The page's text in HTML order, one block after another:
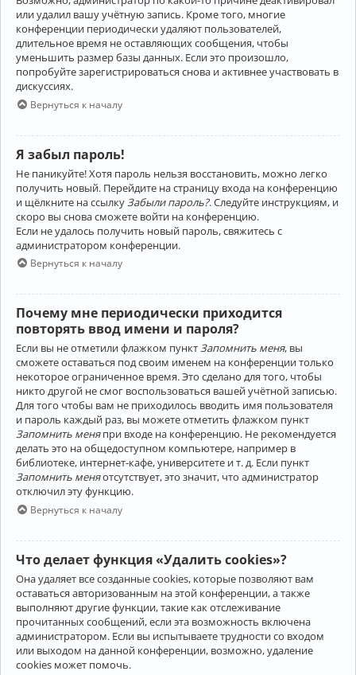
или удалил вашу учётную запись. Кроме того, многие
конференции периодически удаляют пользователей,
длительное время не оставляющих сообщения, чтобы
уменьшить размер базы данных. Если это произошло,
попробуйте зарегистрироваться снова и активнее участвовать в
дискуссиях.
Вернуться к началу
Я забыл пароль!
Не паникуйте! Хотя пароль нельзя восстановить, можно легко
получить новый. Перейдите на страницу входа на конференцию
и щёлкните на ссылку Забыли пароль?. Следуйте инструкциям, и
скоро вы снова сможете войти на конференцию.
Если не удалось получить новый пароль, свяжитесь с
администратором конференции.
Вернуться к началу
Почему мне периодически приходится
повторять ввод имени и пароля?
Если вы не отметили флажком пунктЗапомнить меня, вы
сможете оставаться под своим именем на конференции только
некоторое ограниченное время. Это сделано для того, чтобы
никто другой не смог воспользоваться вашей учётной записью.
Для того чтобы вам не приходилось вводить имя пользователя
и пароль каждый раз, вы можете отметить флажком пункт
Запомнить меняпри входе на конференцию. Не рекомендуется
делать это на общедоступном компьютере, например в
библиотеке, интернет-кафе, университете и т. д. Если пункт
Запомнить меняотсутствует, это значит, что администратор
отключил эту функцию.
Вернуться к началу
Что делает функция «Удалить cookies»?
Она удаляет все созданные cookies, которые позволяют вам
оставаться авторизованным на этой конференции, а также
выполняют другие функции, такие как отслеживание
прочитанных сообщений, если эта возможность включена
администратором. Если вы испытываете трудности со входом
или выходом на данной конференции, возможно, удаление
cookies может помочь.